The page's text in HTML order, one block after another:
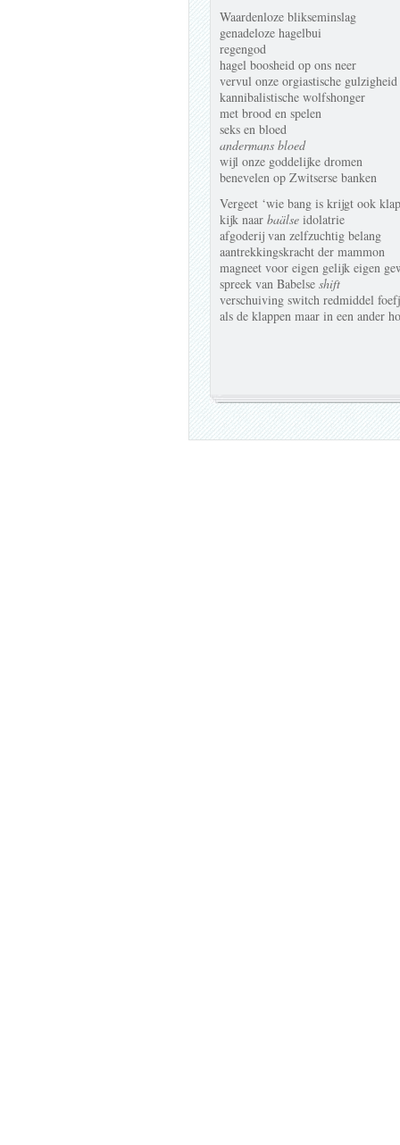
Waardenloze blikseminslag
genadeloze hagelbui
regengod
hagel boosheid op ons neer
vervul onze orgiastische gulzigheid
kannibalistische wolfshonger
met brood en spelen
seks en bloed
andermans bloed
wijl onze goddelijke dromen
benevelen op Zwitserse banken
Vergeet ‘wie bang is krijgt ook
kijk naar baälseidolatrie
afgoderij van zelfzuchtig belang
aantrekkingskracht der mammon
magneet voor eigen gelijk eigen
spreek van Babelse shift
verschuiving switch redmiddel
als de klappen maar in een ander